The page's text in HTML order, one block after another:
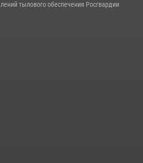
тылового обеспечения Росгвардии